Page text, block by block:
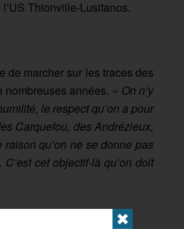
Thionville-Lusitanos.
de marcher sur les traces des
nombreuses années. « On n’y
le respect qu’on a pour
Carquefou, des Andrézieux,
qu’on ne se donne pas
cet objectif-là qu’on doit
✖